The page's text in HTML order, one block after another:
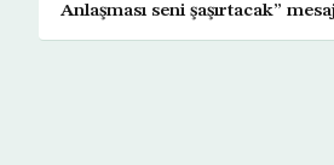
Anlaşması seni şaşırtacak”